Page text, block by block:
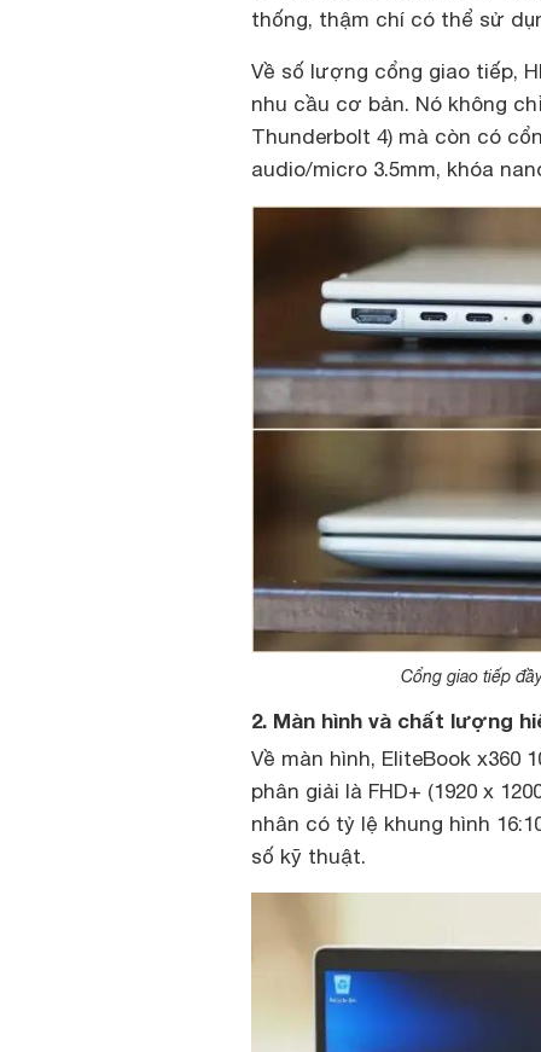
thống, thậm chí có thể sử
Về số lượng cổng giao tiếp,
nhu cầu cơ bản. Nó không
Thunderbolt 4) mà còn có
audio/micro 3.5mm, khóa
Cổng giao tiếp
2. Màn hình và chất lượng
Về màn hình, EliteBook x360
phân giải là FHD+ (1920 x
nhân có tỷ lệ khung hình
số kỹ thuật.